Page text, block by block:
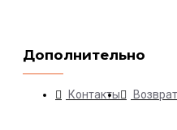
Дополнительно
Контакты Возврат